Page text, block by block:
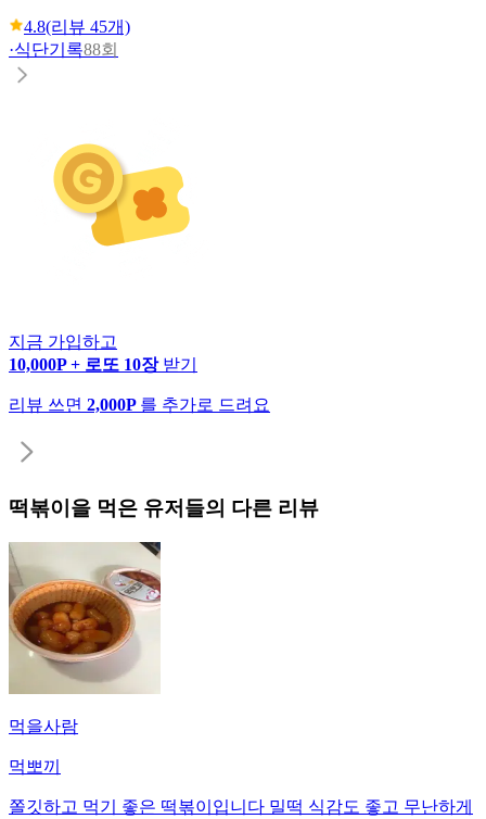
4.8(리뷰 45개)
·식단기록88회
지금 가입하고
10,000P + 로또 10장 받기
리뷰 쓰면 2,000P 를 추가로 드려요
떡볶이 을 먹은 유저들의 다른 리뷰
먹을사람
먹뽀끼
쫄깃하고 먹기 좋은 떡볶이입니다 밀떡 식감도 좋고 무난하게